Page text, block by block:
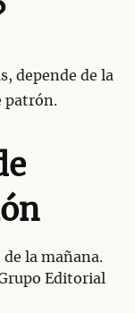
depende de la
patrón.
de la mañana.
Editorial